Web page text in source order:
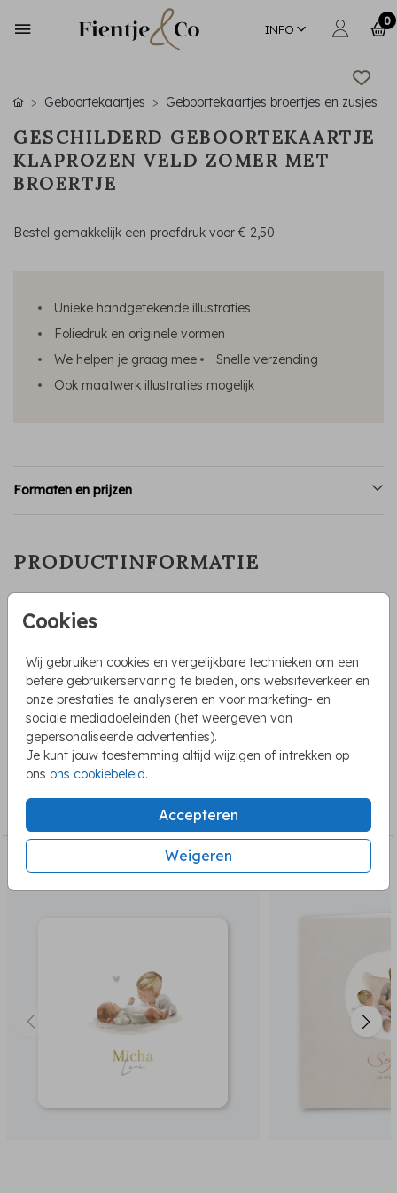
INFO
0
Cookies
Wij gebruiken cookies en vergelijkbare technieken om een
betere gebruikerservaring te bieden, ons websiteverkeer en
onze prestaties te analyseren en voor marketing- en
sociale mediadoeleinden (het weergeven van
gepersonaliseerde advertenties).
Je kunt jouw toestemming altijd wijzigen of intrekken op
ons ons cookiebeleid.
Accepteren
Weigeren
Geboortekaartjes Geboortekaartjes broertjes en zusjes
GESCHILDERD GEBOORTEKAARTJE
KLAPROZEN VELD ZOMER MET
BROERTJE
Bestel gemakkelijk een proefdruk voor€ 2,50
Unieke handgetekende illustraties
Foliedruk en originele vormen
We helpen je graag mee
Snelle verzending
Ook maatwerk illustraties mogelijk
Formaten en prijzen
PRODUCTINFORMATIE
Prachtige geboortekaartje van een klaproze veld en daar
een oranje ballon in zijn handje. Je kunt dit kaartje helemaal
zelf bewerken en aanpassen met andere kindjes of andere
ballonkleuren.
Toon meer
Irene Jelier
Geboortekaartjes broertjes en zusjes
BEKIJK OOK